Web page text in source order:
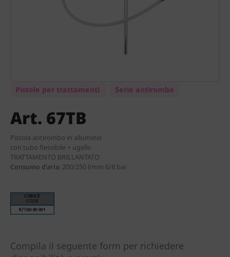
Pistole per trattamenti Serie antirombo
Art. 67TB
Pistola antirombo in alluminio
con tubo flessibile + ugello
TRATTAMENTO BRILLANTATO
Consumo d’aria: 200/250 l/min 6/8 bar
Compila il seguente form per richiedere